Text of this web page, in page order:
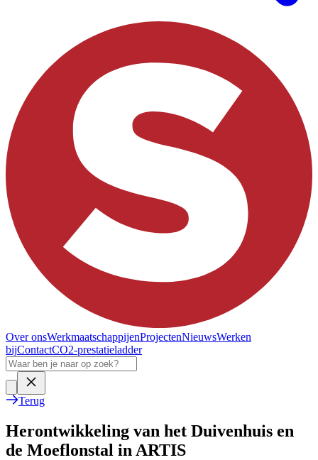
Over onsWerkmaatschappijenProjectenNieuwsWerken
bijContactCO2-prestatieladder
Terug
Herontwikkeling van het Duivenhuis en
de Moeflonstal in ARTIS